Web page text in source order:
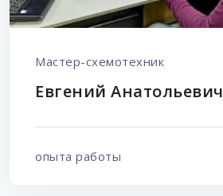
Мастер-схемотехник
Евгений Анатольевич
опыта работы